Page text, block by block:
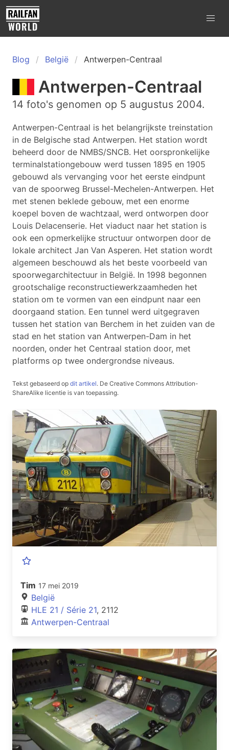
Blog België Antwerpen-Centraal
Antwerpen-Centraal
14 foto's genomen op 5 augustus 2004.
Antwerpen-Centraal is het belangrijkste treinstation
in de Belgische stad Antwerpen. Het station wordt
beheerd door de NMBS/SNCB. Het oorspronkelijke
terminalstationgebouw werd tussen 1895 en 1905
gebouwd als vervanging voor het eerste eindpunt
van de spoorweg Brussel-Mechelen-Antwerpen. Het
met stenen beklede gebouw, met een enorme
koepel boven de wachtzaal, werd ontworpen door
Louis Delacenserie. Het viaduct naar het station is
ook een opmerkelijke structuur ontworpen door de
lokale architect Jan Van Asperen. Het station wordt
algemeen beschouwd als het beste voorbeeld van
spoorwegarchitectuur in België. In 1998 begonnen
grootschalige reconstructiewerkzaamheden het
station om te vormen van een eindpunt naar een
doorgaand station. Een tunnel werd uitgegraven
tussen het station van Berchem in het zuiden van de
stad en het station van Antwerpen-Dam in het
noorden, onder het Centraal station door, met
platforms op twee ondergrondse niveaus.
Tekst gebaseerd op dit artikel. De Creative Commons Attribution-
ShareAlike licentie is van toepassing.
Tim 17 mei 2019
België
HLE 21 / Série 21, 2112
Antwerpen-Centraal